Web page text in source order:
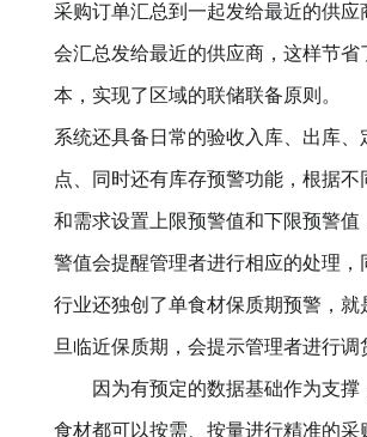
采购订单汇总到一起发给最近的供应
会汇总发给最近的供应商，这样节省
本，实现了区域的联储联备原则。
系统还具备日常的验收入库、出库、
点、同时还有库存预警功能，根据不
和需求设置上限预警值和下限预警值
警值会提醒管理者进行相应的处理，
行业还独创了单食材保质期预警，就
旦临近保质期，会提示管理者进行调
因为有预定的数据基础作为支撑
食材都可以按需、按量进行精准的采